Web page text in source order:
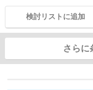
検討リストに追加
さらに